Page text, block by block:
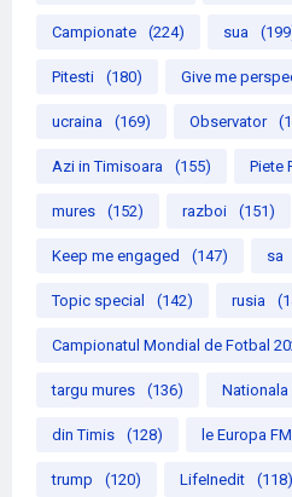
Campionate (224) sua
Pitesti (180) Give me
ucraina (169) Observator
Azi in Timisoara (155) Piete
mures (152) razboi (151)
Keep me engaged (147) sa
Topic special (142) rusia
Campionatul Mondial de Fotbal
targu mures (136) Nationala
din Timis (128) le Europa FM
trump (120) LifeInedit (118)